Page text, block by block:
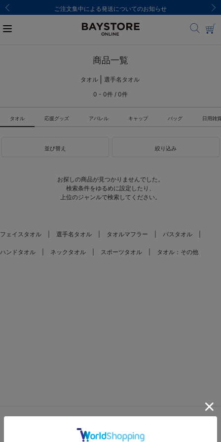
ご注文集中による発送についてのお知らせ
商品一覧
タオル
選手名タオル
0 - 0件 / 0件
タオル 応援グッズ アパレル キャップ バッグ 日用雑
並び替え 絞り込み
お探しの商品が見つかりませんでした。
検索条件をゆるめに設定したり、
上位のジャンルで検索してください。
フェイスタオル 選手名タオル タオルマフラー バスタオル
ハンドタオル ネックタオル スポーツタオル タオル：その他
FEATURES
特集